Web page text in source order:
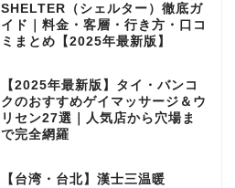
SHELTER（シェルター）徹底ガ
イド｜料金・客層・行き方・口コ
ミまとめ【2025年最新版】
【2025年最新版】タイ・バンコ
クのおすすめゲイマッサージ＆ウ
リセン27選｜人気店から穴場ま
で完全網羅
【台湾・台北】漢士三温暖